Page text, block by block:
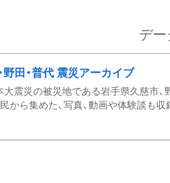
デ
野田・普代 震災アーカイブ
大震災の被災地である岩手県久慈市
から集めた、写真、動画や体験談も収